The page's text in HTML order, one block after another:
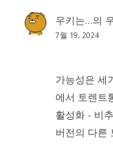
우키는…의
7월 19, 2024
가능성은 세
에서 토렌트
활성화 - 비
버전의 다른